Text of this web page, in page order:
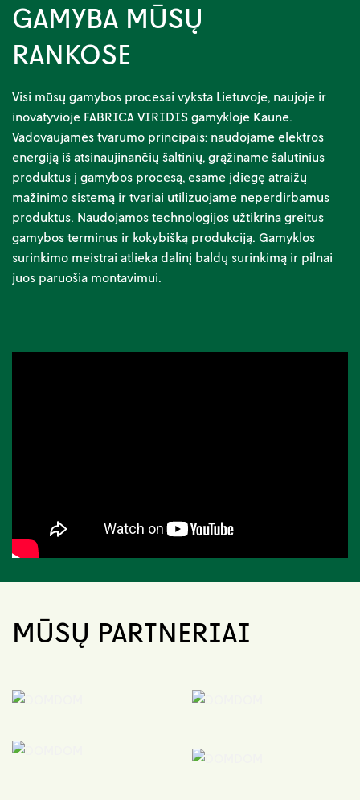
GAMYBA MŪSŲ
RANKOSE
Visi mūsų gamybos procesai vyksta Lietuvoje, naujoje ir
inovatyvioje FABRICA VIRIDIS gamykloje Kaune.
Vadovaujamės tvarumo principais: naudojame elektros
energiją iš atsinaujinančių šaltinių, grąžiname šalutinius
produktus į gamybos procesą, esame įdiegę atraižų
mažinimo sistemą ir tvariai utilizuojame neperdirbamus
produktus. Naudojamos technologijos užtikrina greitus
gamybos terminus ir kokybišką produkciją. Gamyklos
surinkimo meistrai atlieka dalinį baldų surinkimą ir pilnai
juos paruošia montavimui.
MŪSŲ PARTNERIAI